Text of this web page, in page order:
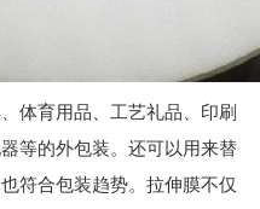
体育用品、工艺礼品、印刷
等的外包装。还可以用来替
符合包装趋势。拉伸膜不仅